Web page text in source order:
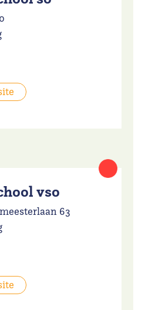
vso
63